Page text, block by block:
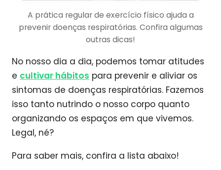
A prática regular de exercício físico ajuda a
prevenir doenças respiratórias. Confira algumas
outras dicas!
No nosso dia a dia, podemos tomar atitudes
e cultivar hábitos para prevenir e aliviar os
sintomas de doenças respiratórias. Fazemos
isso tanto nutrindo o nosso corpo quanto
organizando os espaços em que vivemos.
Legal, né?
Para saber mais, confira a lista abaixo!